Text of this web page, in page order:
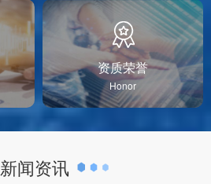
资质荣誉
Honor
新闻资讯